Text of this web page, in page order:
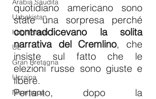
Arabia Saudita
Uzbekistan
Kirghizistan
UE
Gran Bretagna
Ucraina
Nicaragua
quotidiano americano sono
contraddicevano la solita
narrativa del Cremlino, che
insiste sul fatto che le
elezioni russe sono giuste e
libere.
Pertanto, dopo la